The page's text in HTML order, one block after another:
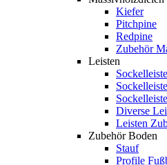
Kiefer
Pitchpine
Redpine
Zubehör
Leisten
Diverse
Leisten
Zubehör Boden
Stauf
Profile